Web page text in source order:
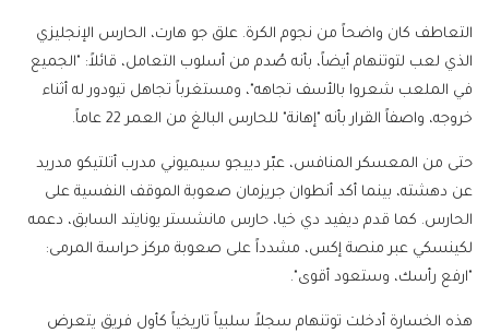
التعاطف كان واضحاً من نجوم الكرة. علق جو هارت، الحارس الإنجليزي
الذي لعب لتوتنهام أيضاً، بأنه صُدم من أسلوب التعامل، قائلاً: "الجميع
في الملعب شعروا بالأسف تجاهه"، ومستغرباً تجاهل تيودور له أثناء
خروجه، واصفاً القرار بأنه "إهانة" للحارس البالغ من العمر 22 عاماً.
حتى من المعسكر المنافس، عبّر دييجو سيميوني مدرب أتلتيكو مدريد
عن دهشته، بينما أكد أنطوان جريزمان صعوبة الموقف النفسية على
الحارس. كما قدم ديفيد دي خيا، حارس مانشستر يونايتد السابق، دعمه
لكينسكي عبر منصة إكس، مشدداً على صعوبة مركز حراسة المرمى:
"ارفع رأسك، وستعود أقوى".
هذه الخسارة أدخلت توتنهام سجلاً سلبياً تاريخياً كأول فريق يتعرض